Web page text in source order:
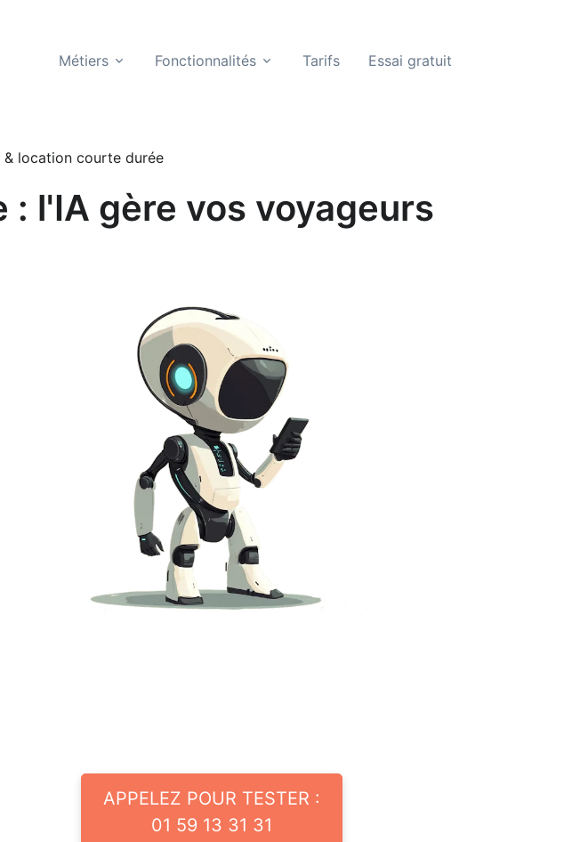
Métiers Fonctionnalités Tarifs Essai gratuit
& location courte durée
l'IA gère vos voyageurs
APPELEZ POUR TESTER :
01 59 13 31 31